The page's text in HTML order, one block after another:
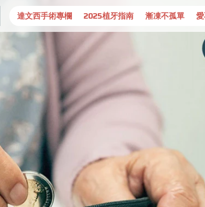
2025植牙指南 漸凍不孤單 愛不沾黏 守護腺在